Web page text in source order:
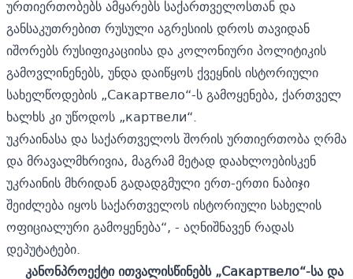
ურთიერთობებს ამყარებს საქართველოსთან და
განსაკუთრებით რუსული აგრესიის დროს თავიდან
იშორებს რუსიფიკაციისა და კოლონიური პოლიტიკის
გამოვლინენებს, უნდა დაიწყოს ქვეყნის ისტორიული
სახელწოდების „Сакартвело“-ს გამოყენება, ქართველ
ხალხს კი უწოდოს „картвели“.
უკრაინასა და საქართველოს შორის ურთიერთობა ღრმა
და მრავალმხრივია, მაგრამ მეტად დაახლოებისკენ
უკრაინის მხრიდან გადადგმული ერთ-ერთი ნაბიჯი
შეიძლება იყოს საქართველოს ისტორიული სახელის
ოფიციალური გამოყენება“, - აღნიშნავენ რადას
დეპუტატები.
კანონპროექტი ითვალისწინებს „Сакартвело“-სა და